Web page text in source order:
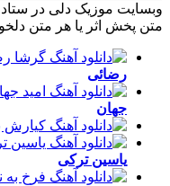
وبسایت موزیک دلی در
متن پخش اثر یا هر متن
رضائی
جهان
یاسین ترکی